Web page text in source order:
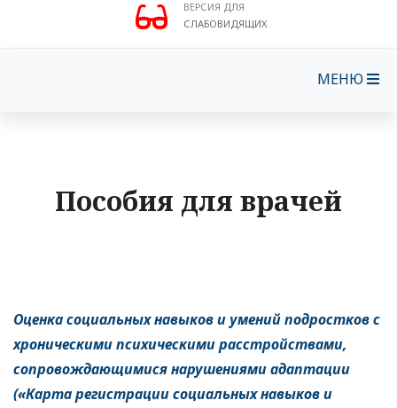
ВЕРСИЯ ДЛЯ
СЛАБОВИДЯЩИХ
МЕНЮ
Пособия для врачей
Оценка социальных навыков и умений подростков с
хроническими психическими расстройствами,
сопровождающимися нарушениями адаптации
(«Карта регистрации социальных навыков и